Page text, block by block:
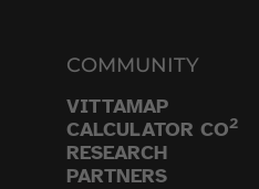
COMMUNITY
VITTAMAP
CALCULATOR CO2
RESEARCH
PARTNERS